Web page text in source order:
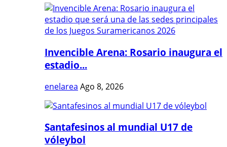
Invencible Arena: Rosario inaugura el
estadio...
enelarea Ago 8, 2026
Santafesinos al mundial U17 de
vóleybol